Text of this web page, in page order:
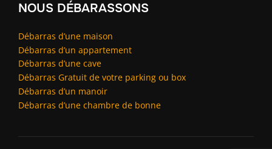
NOUS DÉBARASSONS
Débarras d’une maison
Débarras d’un appartement
Débarras d’une cave
Débarras Gratuit de votre parking ou box
Débarras d’un manoir
Débarras d’une chambre de bonne